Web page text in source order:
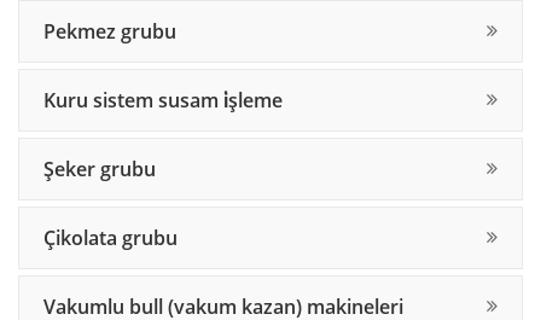
pekmez grubu
kuru sistem susam i̇şleme
şeker grubu
çikolata grubu
vakumlu bull (vakum kazan) makineleri